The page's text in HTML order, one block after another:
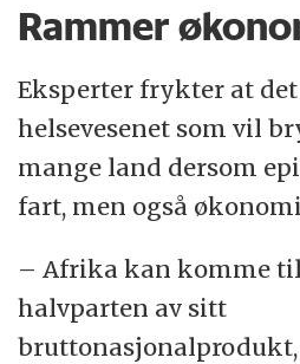
Rammer
Eksperter frykter at
helsevesenet som vil
mange land dersom
fart, men også
– Afrika kan komme
halvparten av sitt